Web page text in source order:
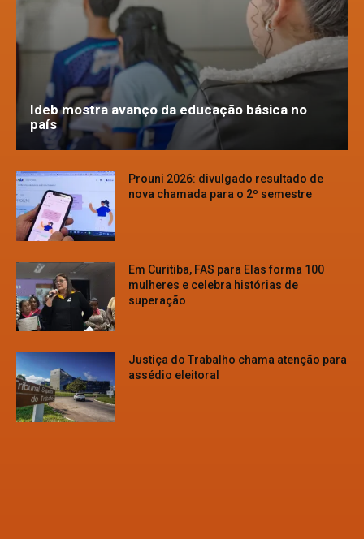
Ideb mostra avanço da educação básica no
país
Prouni 2026: divulgado resultado de
nova chamada para o 2º semestre
Em Curitiba, FAS para Elas forma 100
mulheres e celebra histórias de
superação
Justiça do Trabalho chama atenção para
assédio eleitoral